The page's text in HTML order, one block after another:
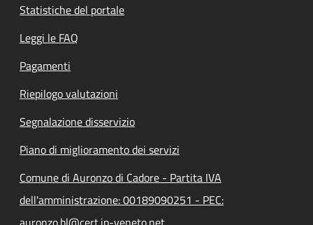
Statistiche del portale
Leggi le FAQ
Pagamenti
Riepilogo valutazioni
Segnalazione disservizio
Piano di miglioramento dei servizi
Comune di Auronzo di Cadore - Partita IVA
dell'amministrazione: 00189090251 - PEC: